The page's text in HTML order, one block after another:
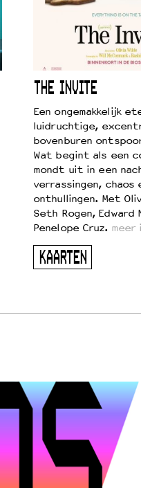
THE INVITE
Een ongemakkelijk
luidruchtige,
bovenburen
Wat begint als een
mondt uit in een
verrassingen, chaos
onthullingen. Met
Seth Rogen, Edward
Penelope Cruz. meer
KAARTEN